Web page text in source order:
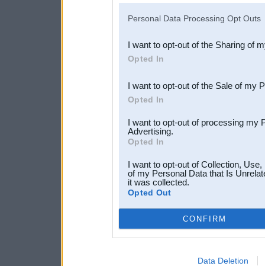
Downstream Participants
third parties.
Personal Data Processing Opt Outs
I want to opt-out of the Sharing of
Opted In
I want to opt-out of the Sale of my
Opted In
I want to opt-out of processing my
Advertising.
Opted In
I want to opt-out of Collection,
of my Personal Data that Is
it was collected.
Opted Out
CONFIRM
Data Deletion